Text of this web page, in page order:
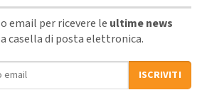
email per ricevere le ultime news
casella di posta elettronica.
ISCRIVITI